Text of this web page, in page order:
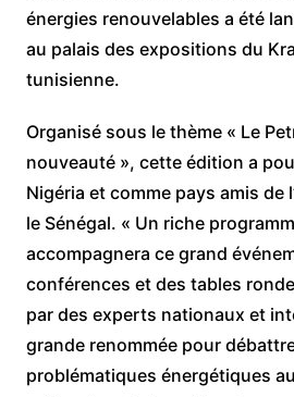
énergies renouvelables a été
au palais des expositions du
tunisienne.
Organisé sous le thème « Le
nouveauté », cette édition a
Nigéria et comme pays amis de
le Sénégal. « Un riche
accompagnera ce grand
conférences et des tables
par des experts nationaux et
grande renommée pour
problématiques énergétiques